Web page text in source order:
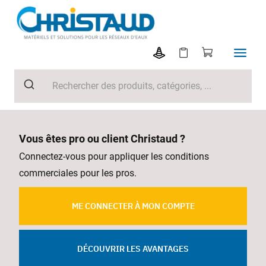
Vous êtes pro ou client Christaud ?
Connectez-vous pour appliquer les conditions
commerciales pour les pros.
ME CONNECTER À MON COMPTE
DÉCOUVRIR LES AVANTAGES